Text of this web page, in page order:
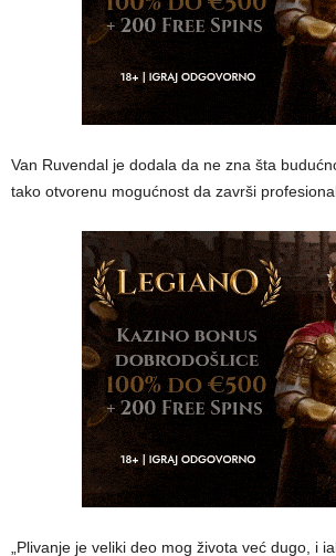
Van Ruvendal je dodala da ne zna šta
tako otvorenu mogućnost da završi
„Plivanje je veliki deo mog života već dugo, i